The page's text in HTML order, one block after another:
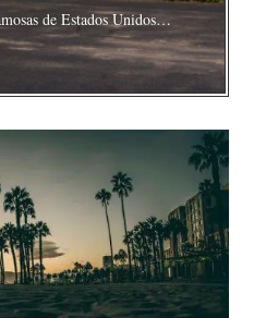
de Estados Unidos…